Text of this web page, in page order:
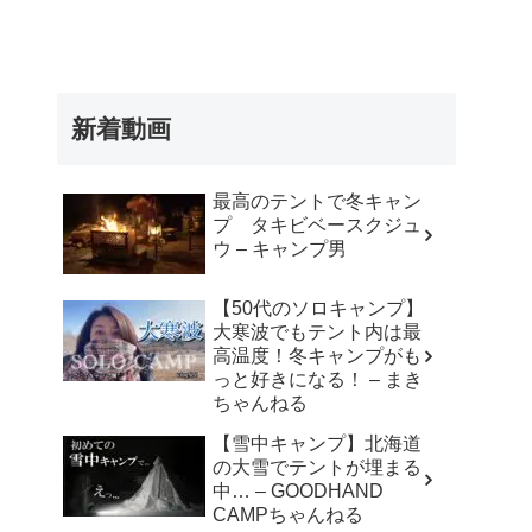
新着動画
最高のテントで冬キャン
プ タキビベースクジュ
ウ – キャンプ男
【50代のソロキャンプ】
大寒波でもテント内は最
高温度！冬キャンプがも
っと好きになる！ – まき
ちゃんねる
【雪中キャンプ】北海道
の大雪でテントが埋まる
中… – GOODHAND
CAMPちゃんねる